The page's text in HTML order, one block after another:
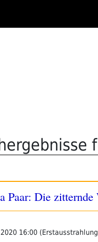
Paar: Die zitternde
16:00